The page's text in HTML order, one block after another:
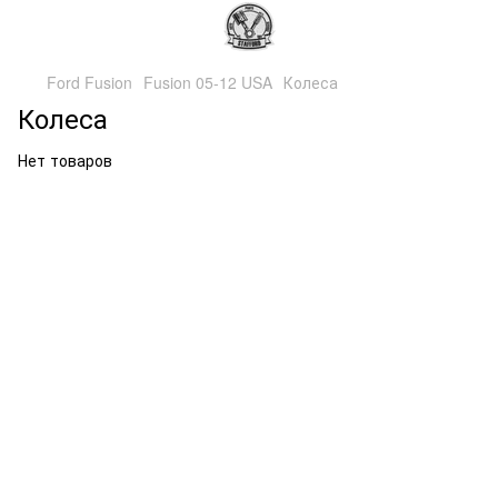
Ford Fusion Fusion 05-12 USA Колеса
Колеса
Нет товаров